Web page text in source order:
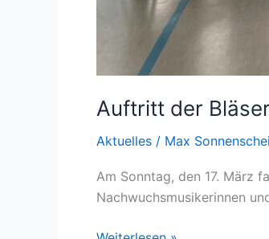
Auftritt der
Aktuelles / Max
Am Sonntag, den 17. März
Nachwuchsmusikerinnen